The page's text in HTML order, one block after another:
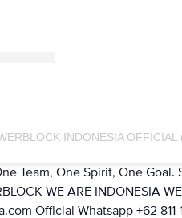
INDONESIA
Team, One Spirit, One
WE ARE INDONESIA
Official Whatsapp +62 811-